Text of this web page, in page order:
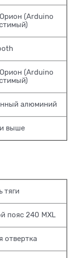
(Arduino
(Arduino
алюминий
выше
тяги
пояс 240 MXL
отвертка